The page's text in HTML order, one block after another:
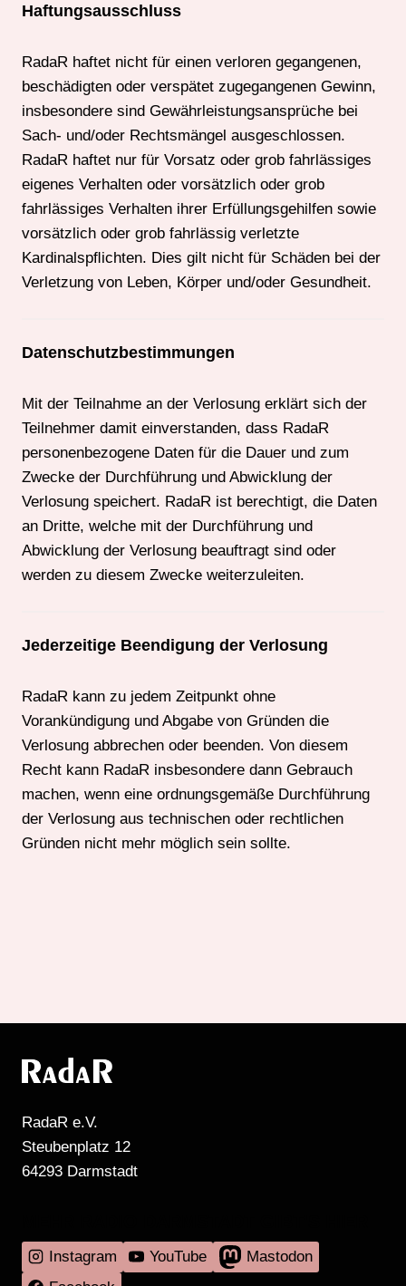
Haftungsausschluss
RadaR haftet nicht für einen verloren gegangenen,
beschädigten oder verspätet zugegangenen Gewinn,
insbesondere sind Gewährleistungsansprüche bei
Sach- und/oder Rechtsmängel ausgeschlossen.
RadaR haftet nur für Vorsatz oder grob fahrlässiges
eigenes Verhalten oder vorsätzlich oder grob
fahrlässiges Verhalten ihrer Erfüllungsgehilfen sowie
vorsätzlich oder grob fahrlässig verletzte
Kardinalspﬂichten. Dies gilt nicht für Schäden bei der
Verletzung von Leben, Körper und/oder Gesundheit.
Datenschutzbestimmungen
Mit der Teilnahme an der Verlosung erklärt sich der
Teilnehmer damit einverstanden, dass RadaR
personenbezogene Daten für die Dauer und zum
Zwecke der Durchführung und Abwicklung der
Verlosung speichert. RadaR ist berechtigt, die Daten
an Dritte, welche mit der Durchführung und
Abwicklung der Verlosung beauftragt sind oder
werden zu diesem Zwecke weiterzuleiten.
Jederzeitige Beendigung der Verlosung
RadaR kann zu jedem Zeitpunkt ohne
Vorankündigung und Abgabe von Gründen die
Verlosung abbrechen oder beenden. Von diesem
Recht kann RadaR insbesondere dann Gebrauch
machen, wenn eine ordnungsgemäße Durchführung
der Verlosung aus technischen oder rechtlichen
Gründen nicht mehr möglich sein sollte.
RadaR e.V.
Steubenplatz 12
64293 Darmstadt
Instagram YouTube
Mastodon